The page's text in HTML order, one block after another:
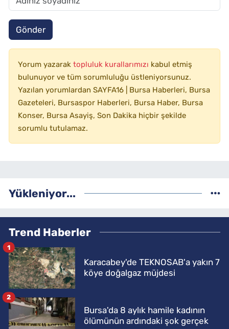
Gönder
Yorum yazarak topluluk kurallarımızı kabul etmiş
bulunuyor ve tüm sorumluluğu üstleniyorsunuz.
Yazılan yorumlardan SAYFA16 | Bursa Haberleri, Bursa
Gazeteleri, Bursaspor Haberleri, Bursa Haber, Bursa
Konser, Bursa Asayiş, Son Dakika hiçbir şekilde
sorumlu tutulamaz.
Yükleniyor...
Trend Haberler
Karacabey'de TEKNOSAB'a yakın 7
köye doğalgaz müjdesi
1
Bursa'da 8 aylık hamile kadının
ölümünün ardındaki şok gerçek
2